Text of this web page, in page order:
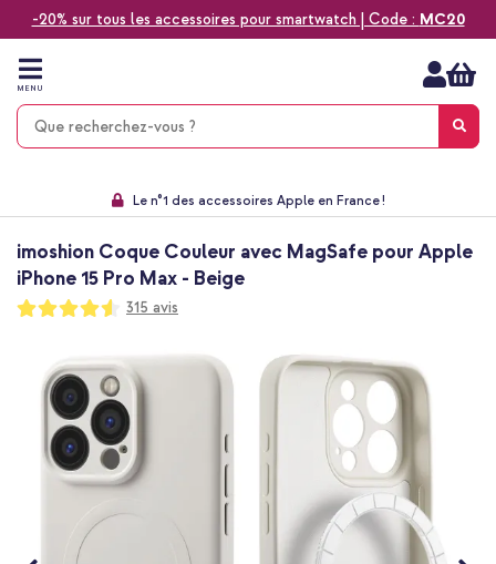
-20% sur tous les accessoires pour smartwatch | Code : MC20
Aller
contenu
MENU
Le n°1 des accessoires Apple en France !
imoshion Coque Couleur avec MagSafe pour Apple
iPhone 15 Pro Max - Beige
Notation:
91
100
315 avis
galerie
d’images